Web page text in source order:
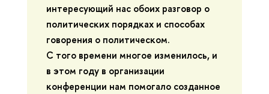
интересующий нас обоих разговор о
политических порядках и способах
говорения о политическом.
С того времени многое изменилось, и
в этом году в организации
конференции нам помогало созданное